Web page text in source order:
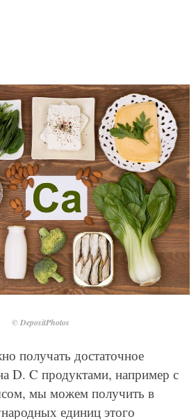
© DepositPhotos
получать достаточное
D. C продуктами, например с
мы можем получить в
единиц этого